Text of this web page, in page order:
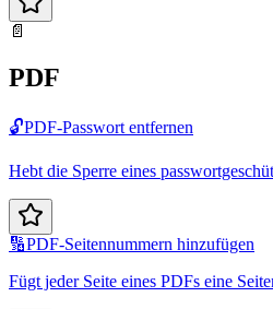
📄
PDF
🔓PDF-Passwort entfernen
Hebt die Sperre eines
🔢PDF-Seitennummern hinzufügen
Fügt jeder Seite eines PDFs eine